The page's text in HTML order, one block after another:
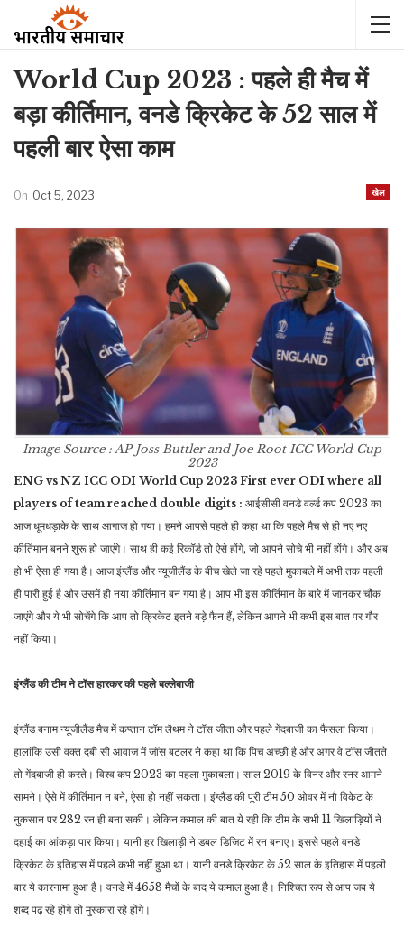
World Cup 2023 : पहले ही मैच में
बड़ा कीर्तिमान, वनडे क्रिकेट के 52 साल में
पहली बार ऐसा काम
खेल
On Oct 5, 2023
Image Source : AP Joss Buttler and Joe Root ICC World Cup
2023
ENG vs NZ ICC ODI World Cup 2023 First ever ODI where all
players of team reached double digits : आईसीसी वनडे वर्ल्ड कप 2023 का
आज धूमधड़ाके के साथ आगाज हो गया। हमने आपसे पहले ही कहा ​था कि पहले मैच से ही नए नए
कीर्तिमान बनने शुरू हो जाएंगे। साथ ही कई रिकॉर्ड तो ऐसे होंगे, जो आपने सोचे भी नहीं होंगे। और अब
हो भी ऐसा ही गया है। आज इंग्लैंड और न्यूजीलैंड के बीच खेले जा रहे पहले मुकाबले में अभी तक पहली
ही पारी हुई है और उसमें ही नया कीर्तिमान बन गया है। आप भी इस कीर्तिमान के बारे में जानकर चौंक
जाएंगे और ये भी सोचेंगे कि आप तो क्रिकेट इतने बड़े फैन हैं, लेकिन आपने भी कभी इस बात पर गौर
नहीं किया।
इंग्लैंड की टीम ने टॉस हारकर की पहले बल्लेबाजी
इंग्लैंड बनाम न्यूजीलैंड मैच में कप्तान टॉम लैथम ने टॉस जीता और पहले गेंदबाजी का फैसला किया।
हालांकि उसी वक्त दबी सी आवाज में जॉस बटलर ने कहा था कि पिच अच्छी है और अगर वे टॉस जीतते
तो गेंदबाजी ही करते। विश्व कप 2023 का पहला मुकाबला। साल 2019 के विनर और रनर आमने
सामने। ऐसे में कीर्तिमान न बने, ऐसा हो नहीं सकता। इंग्लैंड की पूरी टीम 50 ओवर में नौ विकेट के
नुकसान पर 282 रन ही बना सकी। लेकिन कमाल की बात ये रही कि टीम के सभी 11 खिलाड़ियों ने
दहाई का आंकड़ा पार किया। यानी हर खिलाड़ी ने डबल डिजिट में रन बनाए। इससे पहले वनडे
क्रिकेट के इतिहास में पहले कभी नहीं हुआ था। यानी वनडे क्रिकेट के 52 साल के इतिहास में पहली
बार ये कारनामा हुआ है। वनडे में 4658 मैचों के बाद ये कमाल हुआ है। निश्चित रूप से आप जब ये
शब्द पढ़ रहे होंगे तो मुस्कारा रहे होंगे।